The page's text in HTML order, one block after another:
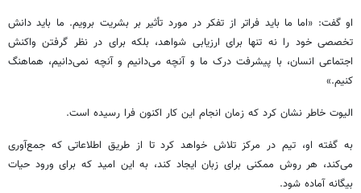
او گفت: «اما ما باید فراتر از تفکر در مورد تأثیر بر بشریت برویم. ما باید دانش
تخصصی خود را نه تنها برای ارزیابی شواهد، بلکه برای در نظر گرفتن واکنش
اجتماعی انسان، با پیشرفت درک ما و آنچه می‌دانیم و آنچه نمی‌دانیم، هماهنگ
کنیم.»
الیوت خاطر نشان کرد که زمان انجام این کار اکنون فرا رسیده است.
به گفته او، تیم در مرکز تلاش خواهد کرد تا از طریق اطلاعاتی که جمع‌آوری
می‌کند، هر روش ممکنی برای زبان ایجاد کند، به این امید که برای ورود حیات
بیگانه آماده شود.